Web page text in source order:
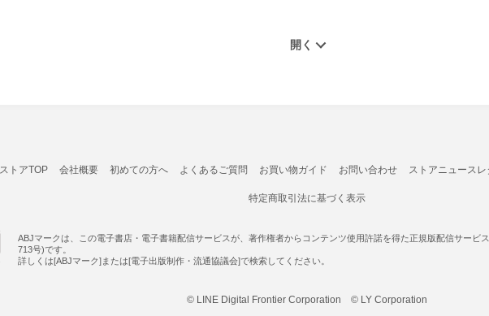
ストアTOP 会社概要 初めての方へ よくあるご質問 お買い物ガイド お問い合わせ ストアニュースレ
特定商取引法に基づく表示
ABJマークは、この電子書店・電子書籍配信サービスが、著作権者からコンテンツ使用許諾を得た正規版配信サービ
713号)です。
詳しくは[ABJマーク]または[電子出版制作・流通協議会]で検索してください。
© LINE Digital Frontier Corporation © LY Corporation